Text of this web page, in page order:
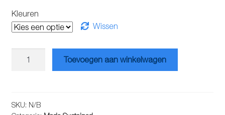
Kleuren
Wissen
lunchbox
Toevoegen aan winkelwagen
SKU: N/B